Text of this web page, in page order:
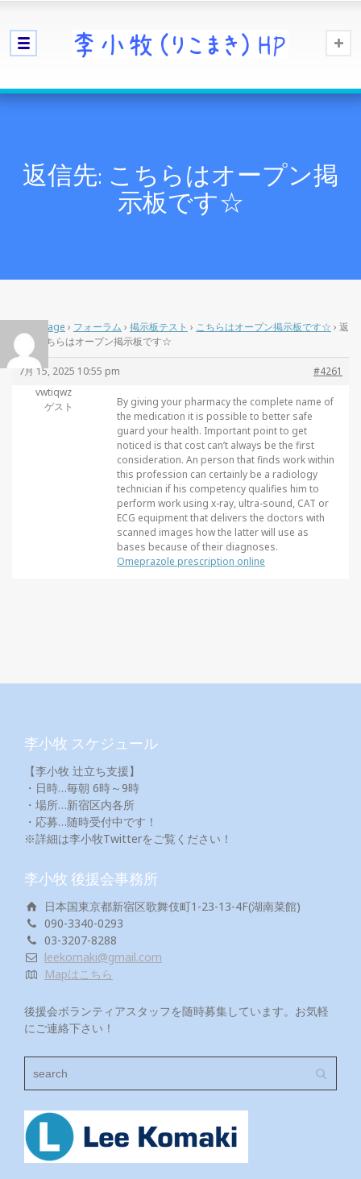
返信先: こちらはオープン掲
示板です☆
Home Page › フォーラム › 掲示板テスト › こちらはオープン掲示板です☆ › 返
信先: こちらはオープン掲示板です☆
7月 15, 2025 10:55 pm
#4261
vwtiqwz
ゲスト
By giving your pharmacy the complete name of
the medication it is possible to better safe
guard your health. Important point to get
noticed is that cost can’t always be the first
consideration. An person that finds work within
this profession can certainly be a radiology
technician if his competency qualifies him to
perform work using x-ray, ultra-sound, CAT or
ECG equipment that delivers the doctors with
scanned images how the latter will use as
bases because of their diagnoses.
Omeprazole prescription online
李小牧 スケジュール
【李小牧 辻立ち支援】
・日時…毎朝 6時～9時
・場所…新宿区内各所
・応募…随時受付中です！
※詳細は李小牧Twitterをご覧ください！
李小牧 後援会事務所
日本国東京都新宿区歌舞伎町1-23-13-4F(湖南菜館)
090-3340-0293
03-3207-8288
leekomaki@gmail.com
Mapはこちら
後援会ボランティアスタッフを随時募集しています。お気軽
にご連絡下さい！